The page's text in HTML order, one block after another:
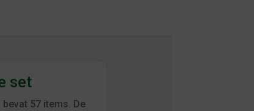
set
57 items. De